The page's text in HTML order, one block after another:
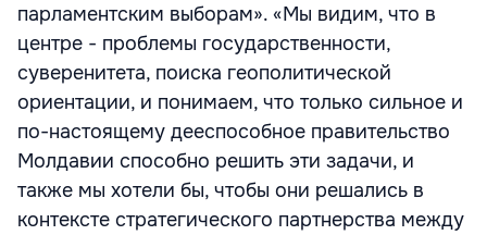
парламентским выборам». «Мы видим, что в
центре - проблемы государственности,
суверенитета, поиска геополитической
ориентации, и понимаем, что только сильное и
по-настоящему дееспособное правительство
Молдавии способно решить эти задачи, и
также мы хотели бы, чтобы они решались в
контексте стратегического партнерства между